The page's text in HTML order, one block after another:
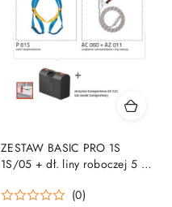
ZESTAW BASIC PRO 1S
1S/05 + dł. liny roboczej 5 m
(0)